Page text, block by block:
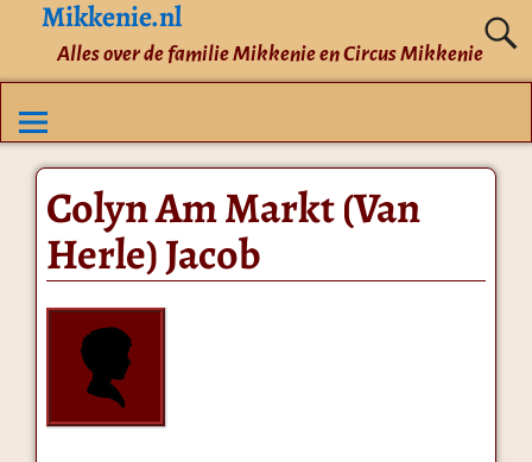
Mikkenie.nl
Alles over de familie Mikkenie en Circus Mikkenie
Colyn Am Markt (Van
Herle) Jacob